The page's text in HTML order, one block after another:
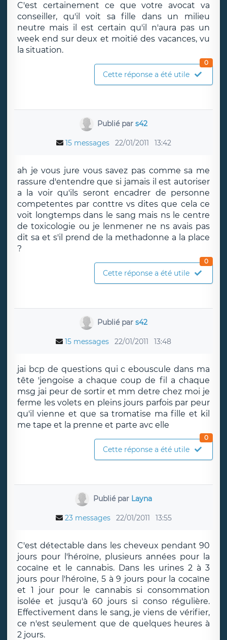
C'est certainement ce que votre avocat va
conseiller, qu'il voit sa fille dans un milieu
neutre mais il est certain qu'il n'aura pas un
week end sur deux et moitié des vacances, vu
la situation.
Cette réponse a été utile
0
Publié pars42
15 messages 22/01/2011 13:42
ah je vous jure vous savez pas comme sa me
rassure d'entendre que si jamais il est autoriser
a la voir qu'ils seront encadrer de personne
competentes par conttre vs dites que cela ce
voit longtemps dans le sang mais ns le centre
de toxicologie ou je lenmener ne ns avais pas
dit sa et s'il prend de la methadonne a la place
?
Cette réponse a été utile
0
Publié pars42
15 messages 22/01/2011 13:48
jai bcp de questions qui c ebouscule dans ma
tête 'jengoise a chaque coup de fil a chaque
msg jai peur de sortir et mm detre chez moi je
ferme les volets en pleins jours parfois par peur
qu'il vienne et que sa tromatise ma fille et kil
me tape et la prenne et parte avc elle
Cette réponse a été utile
0
Publié par Layna
23 messages 22/01/2011 13:55
C'est détectable dans les cheveux pendant 90
jours pour l'héroïne, plusieurs années pour la
cocaïne et le cannabis. Dans les urines 2 à 3
jours pour l'héroïne, 5 à 9 jours pour la cocaïne
et 1 jour pour le cannabis si consommation
isolée et jusqu'à 60 jours si conso régulière.
Effectivement dans le sang, je viens de vérifier,
ce n'est seulement que de quelques heures à
2 jours.